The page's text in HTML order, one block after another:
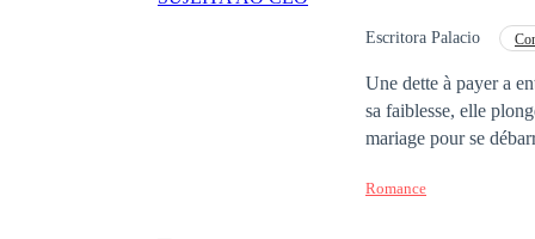
Escritora Palacio
Une dette à payer a
sa faiblesse, elle plonge dans
mariage pour se débarrasser
elle a commis l'erreur
Romance